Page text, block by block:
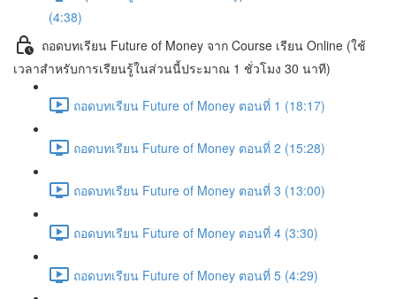
(4:38)
ถอดบทเรียน Future of Money จาก Course เรียน Online (ใช้
เวลาสำหรับการเรียนรู้ในส่วนนี้ประมาณ 1 ชั่วโมง 30 นาที)
ถอดบทเรียน Future of Money ตอนที่ 1 (18:17)
ถอดบทเรียน Future of Money ตอนที่ 2 (15:28)
ถอดบทเรียน Future of Money ตอนที่ 3 (13:00)
ถอดบทเรียน Future of Money ตอนที่ 4 (3:30)
ถอดบทเรียน Future of Money ตอนที่ 5 (4:29)